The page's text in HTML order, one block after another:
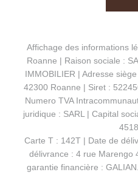
Affichage des informations
Roanne | Raison sociale :
IMMOBILIER | Adresse
42300 Roanne | Siret :
Numero TVA
juridique : SARL | Capital
Carte T : 142T | Date de
délivrance : 4 rue Marengo
garantie financière :